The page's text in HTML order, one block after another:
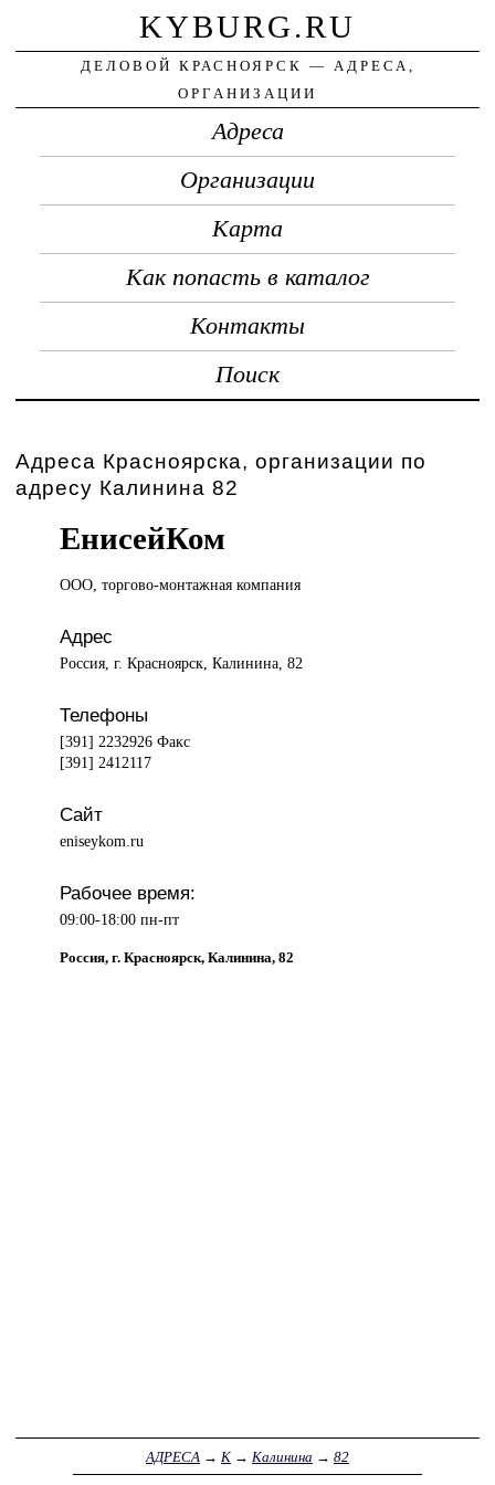
KYBURG.RU
ДЕЛОВОЙ КРАСНОЯРСК — АДРЕСА,
ОРГАНИЗАЦИИ
Адреса
Организации
Карта
Как попасть в каталог
Контакты
Поиск
Адреса Красноярска, организации по
адресу Калинина 82
ЕнисейКом
ООО, торгово-монтажнаякомпания
Адрес
Россия, г. Красноярск, Калинина, 82
Телефоны
[391] 2232926 Факс
[391] 2412117
Сайт
eniseykom.ru
Рабочее время:
09:00-18:00 пн-пт
Россия, г. Красноярск, Калинина, 82
АДРЕСА → К → Калинина → 82